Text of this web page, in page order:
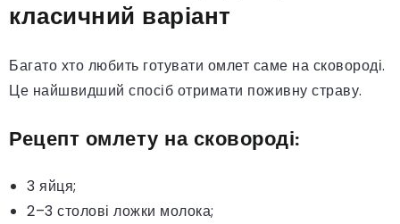
класичний варіант
Багато хто любить готувати омлет саме на сковороді.
Це найшвидший спосіб отримати поживну страву.
Рецепт омлету на сковороді:
3 яйця;
2–3 столові ложки молока;